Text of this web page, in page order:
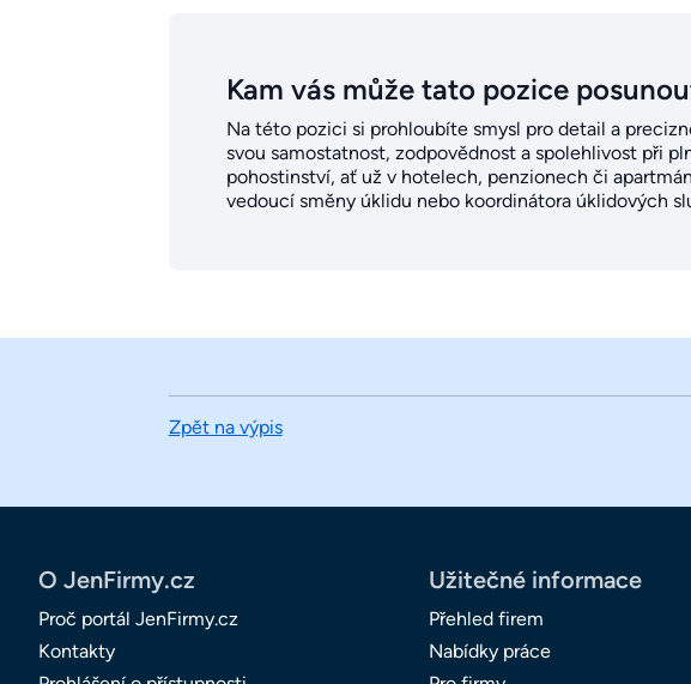
Kam vás může tato pozice
Na této pozici si prohloubíte smysl pro detail a
svou samostatnost, zodpovědnost a spolehlivost při
pohostinství, ať už v hotelech, penzionech či
vedoucí směny úklidu nebo koordinátora úklidových
Zpět na výpis
O JenFirmy.cz
Proč portál JenFirmy.cz
Kontakty
Užitečné informace
Přehled firem
Nabídky práce